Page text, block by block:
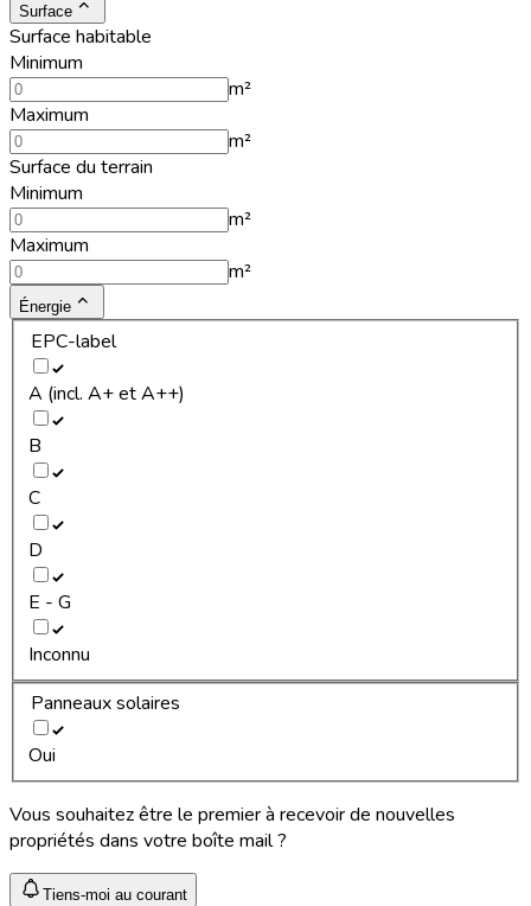
Surface
Surface habitable
Minimum
m²
Maximum
m²
Surface du terrain
Minimum
m²
Maximum
m²
Énergie
EPC-label
A (incl. A+ et A++)
B
C
D
E - G
Inconnu
Panneaux solaires
Oui
Vous souhaitez être le premier à recevoir de nouvelles
propriétés dans votre boîte mail ?
Tiens-moi au courant